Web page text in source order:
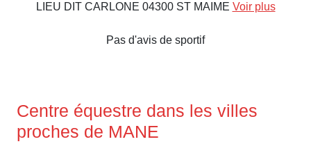
LIEU DIT CARLONE 04300 ST MAIME Voir plus
Pas d'avis de sportif
Centre équestre dans les villes
proches de MANE